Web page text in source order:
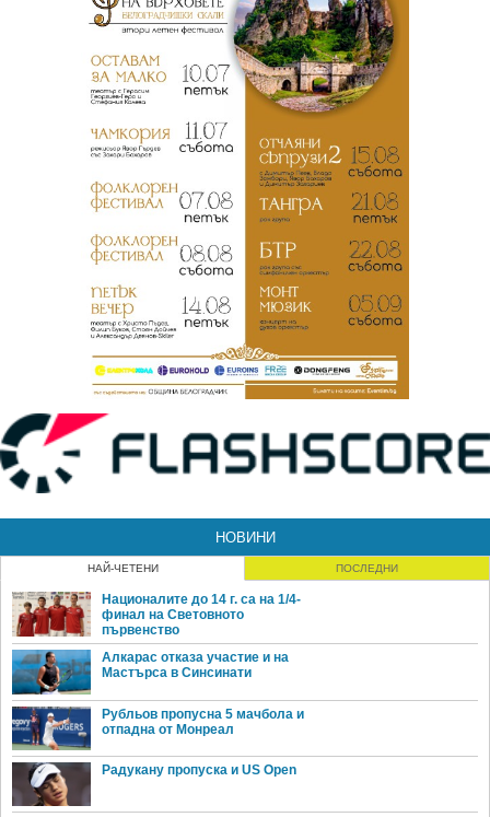
НОВИНИ
НАЙ-ЧЕТЕНИ ПОСЛЕДНИ
Националите до 14 г. са на 1/4-
финал на Световното
първенство
Алкарас отказа участие и на
Мастърса в Синсинати
Рубльов пропусна 5 мачбола и
отпадна от Монреал
Радукану пропуска и US Open